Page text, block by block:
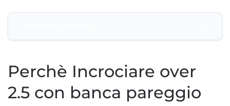
Betrpractice pro filtro over 2.5
Perchè Incrociare over
2.5 con banca pareggio